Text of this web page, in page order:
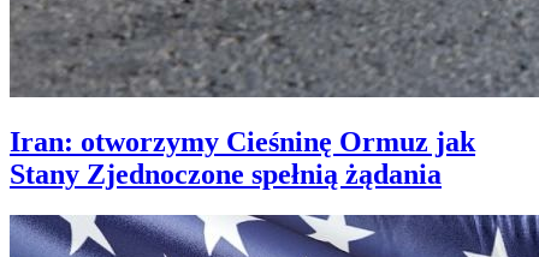
Iran: otworzymy Cieśninę Ormuz jak
Stany Zjednoczone spełnią żądania